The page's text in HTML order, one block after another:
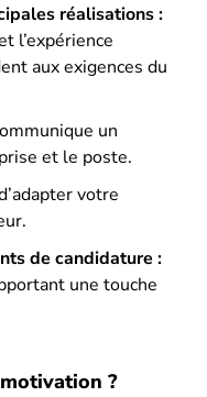
réalisations :
l’expérience
aux exigences du
un
et le poste.
votre
de candidature :
une touche
?